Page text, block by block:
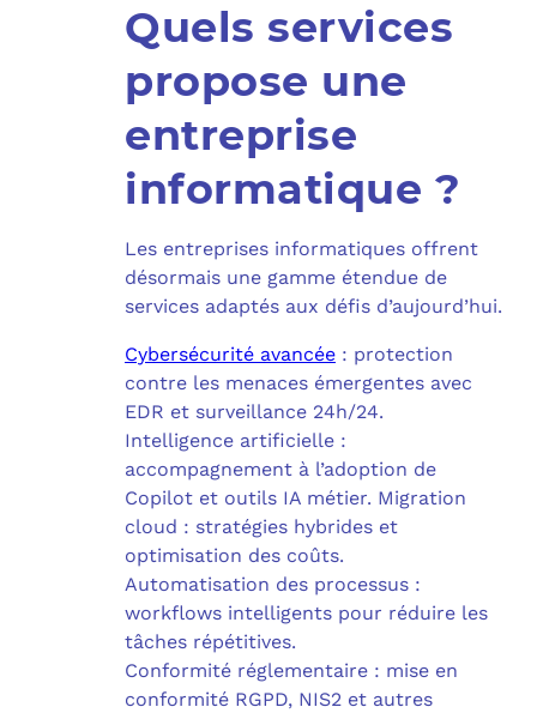
Quels services
propose une
entreprise
informatique ?
Les entreprises informatiques offrent
désormais une gamme étendue de
services adaptés aux défis d’aujourd’hui.
Cybersécurité avancée : protection
contre les menaces émergentes avec
EDR et surveillance 24h/24.
Intelligence artificielle :
accompagnement à l’adoption de
Copilot et outils IA métier. Migration
cloud : stratégies hybrides et
optimisation des coûts.
Automatisation des processus :
workflows intelligents pour réduire les
tâches répétitives.
Conformité réglementaire : mise en
conformité RGPD, NIS2 et autres